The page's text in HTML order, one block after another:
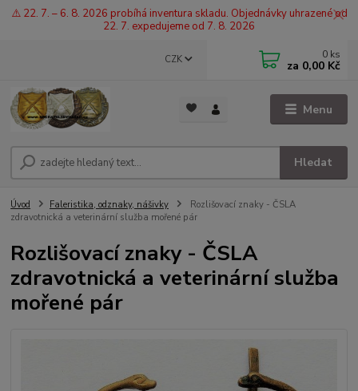
⚠️ 22. 7. – 6. 8. 2026 probíhá inventura skladu. Objednávky uhrazené od
22. 7. expedujeme od 7. 8. 2026
Menu
CZK
Hledat
0 ks
za 0,00 Kč
Úvod Faleristika, odznaky, nášivky
Rozlišovací znaky - ČSLA
zdravotnická a veterinární služba mořené pár
Rozlišovací znaky - ČSLA
zdravotnická a veterinární služba
mořené pár